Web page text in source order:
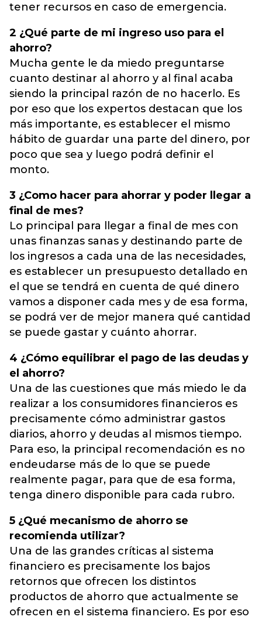
tener recursos en caso de emergencia.
2 ¿Qué parte de mi ingreso uso para el
ahorro?
Mucha gente le da miedo preguntarse
cuanto destinar al ahorro y al final acaba
siendo la principal razón de no hacerlo. Es
por eso que los expertos destacan que los
más importante, es establecer el mismo
hábito de guardar una parte del dinero, por
poco que sea y luego podrá definir el
monto.
3 ¿Como hacer para ahorrar y poder llegar a
final de mes?
Lo principal para llegar a final de mes con
unas finanzas sanas y destinando parte de
los ingresos a cada una de las necesidades,
es establecer un presupuesto detallado en
el que se tendrá en cuenta de qué dinero
vamos a disponer cada mes y de esa forma,
se podrá ver de mejor manera qué cantidad
se puede gastar y cuánto ahorrar.
4 ¿Cómo equilibrar el pago de las deudas y
el ahorro?
Una de las cuestiones que más miedo le da
realizar a los consumidores financieros es
precisamente cómo administrar gastos
diarios, ahorro y deudas al mismos tiempo.
Para eso, la principal recomendación es no
endeudarse más de lo que se puede
realmente pagar, para que de esa forma,
tenga dinero disponible para cada rubro.
5 ¿Qué mecanismo de ahorro se
recomienda utilizar?
Una de las grandes críticas al sistema
financiero es precisamente los bajos
retornos que ofrecen los distintos
productos de ahorro que actualmente se
ofrecen en el sistema financiero. Es por eso